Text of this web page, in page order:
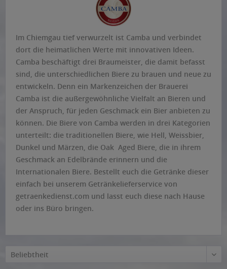
Im Chiemgau tief verwurzelt ist Camba und verbindet
dort die heimatlichen Werte mit innovativen Ideen.
Camba beschäftigt drei Braumeister, die damit befasst
sind, die unterschiedlichen Biere zu brauen und neue zu
entwickeln. Denn ein Markenzeichen der Brauerei
Camba ist die außergewöhnliche Vielfalt an Bieren und
der Anspruch, für jeden Geschmack ein Bier anbieten zu
können. Die Biere von Camba werden in drei Kategorien
unterteilt: die traditionellen Biere, wie Hell, Weissbier,
Dunkel und Märzen, die Oak Aged Biere, die in ihrem
Geschmack an Edelbrände erinnern und die
Internationalen Biere. Bestellt euch die Getränke dieser
einfach bei unserem Getränkelieferservice von
getraenkedienst.com und lasst euch diese nach Hause
oder ins Büro bringen.
Beliebtheit